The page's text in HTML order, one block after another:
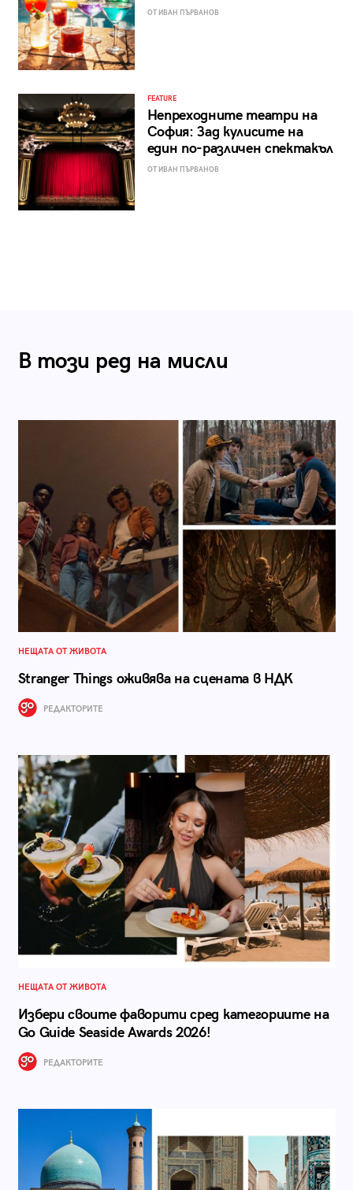
ОТ ИВАН ПЪРВАНОВ
FEATURE
Непреходните театри на
София: Зад кулисите на
един по-различен спектакъл
ОТ ИВАН ПЪРВАНОВ
В този ред на мисли
НЕЩАТА ОТ ЖИВОТА
Stranger Things оживява на сцената в НДК
РЕДАКТОРИТЕ
НЕЩАТА ОТ ЖИВОТА
Избери своите фаворити сред категориите на
Go Guide Seaside Awards 2026!
РЕДАКТОРИТЕ